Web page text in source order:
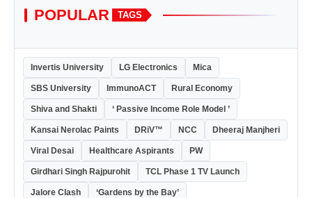
POPULAR TAGS
Invertis University LG Electronics Mica
SBS University ImmunoACT Rural Economy
Shiva and Shakti ‘ Passive Income Role Model ’
Kansai Nerolac Paints DRiV™ NCC Dheeraj Manjheri
Viral Desai Healthcare Aspirants PW
Girdhari Singh Rajpurohit TCL Phase 1 TV Launch
Jalore Clash ‘Gardens by the Bay’